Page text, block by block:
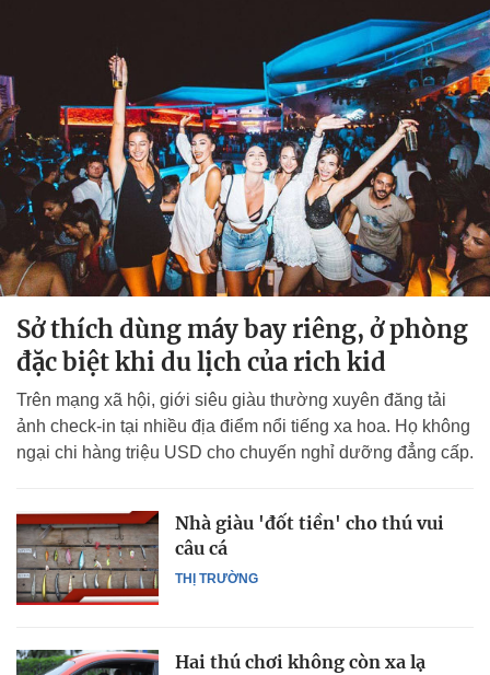
Sở thích dùng máy bay riêng, ở phòng
đặc biệt khi du lịch của rich kid
Trên mạng xã hội, giới siêu giàu thường xuyên đăng tải
ảnh check-in tại nhiều địa điểm nổi tiếng xa hoa. Họ không
ngại chi hàng triệu USD cho chuyến nghỉ dưỡng đẳng cấp.
THỊ TRƯỜNG
Nhà giàu 'đốt tiền' cho thú vui
câu cá
Hai thú chơi không còn xa lạ